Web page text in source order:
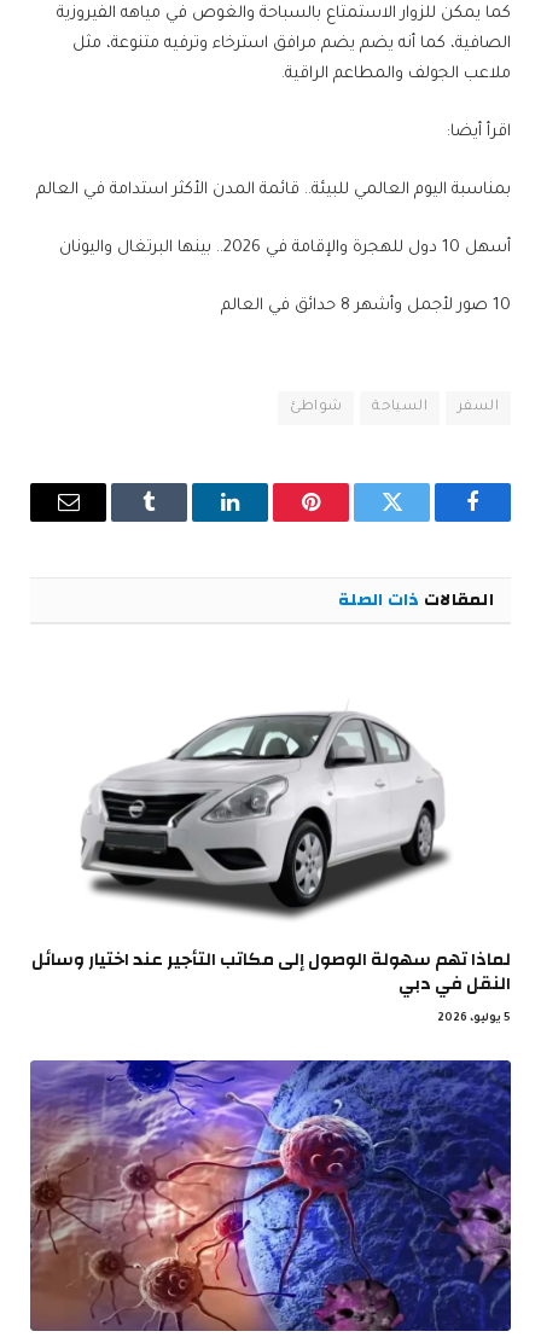
كما يمكن للزوار الاستمتاع بالسباحة والغوص في مياهه الفيروزية
الصافية، كما أنه يضم يضم مرافق استرخاء وترفيه متنوعة، مثل
ملاعب الجولف والمطاعم الراقية.
اقرأ أيضا:
بمناسبة اليوم العالمي للبيئة.. قائمة المدن الأكثر استدامة في العالم
أسهل 10 دول للهجرة والإقامة في 2026.. بينها البرتغال واليونان
10 صور لأجمل وأشهر 8 حدائق في العالم
السفر السياحة شواطئ
فيسبوك تويتر بينتيريستلينكدإن Tumblr
البريد
المقالات ذات الصلة
لماذا تهم سهولة الوصول إلى مكاتب التأجير عند اختيار وسائل
النقل في دبي
5 يوليو، 2026